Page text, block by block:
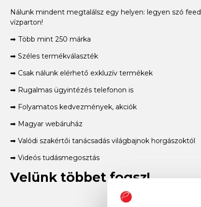
Nálunk mindent megtalálsz egy helyen: legyen szó
vízparton!
➡ Több mint 250 márka
➡ Széles termékválaszték
➡ Csak nálunk elérhető exkluzív termékek
➡ Rugalmas ügyintézés telefonon is
➡ Folyamatos kedvezmények, akciók
➡ Magyar webáruház
➡ Valódi szakértői tanácsadás világbajnok horgászoktól
➡ Videós tudásmegosztás
Velünk többet fogsz!